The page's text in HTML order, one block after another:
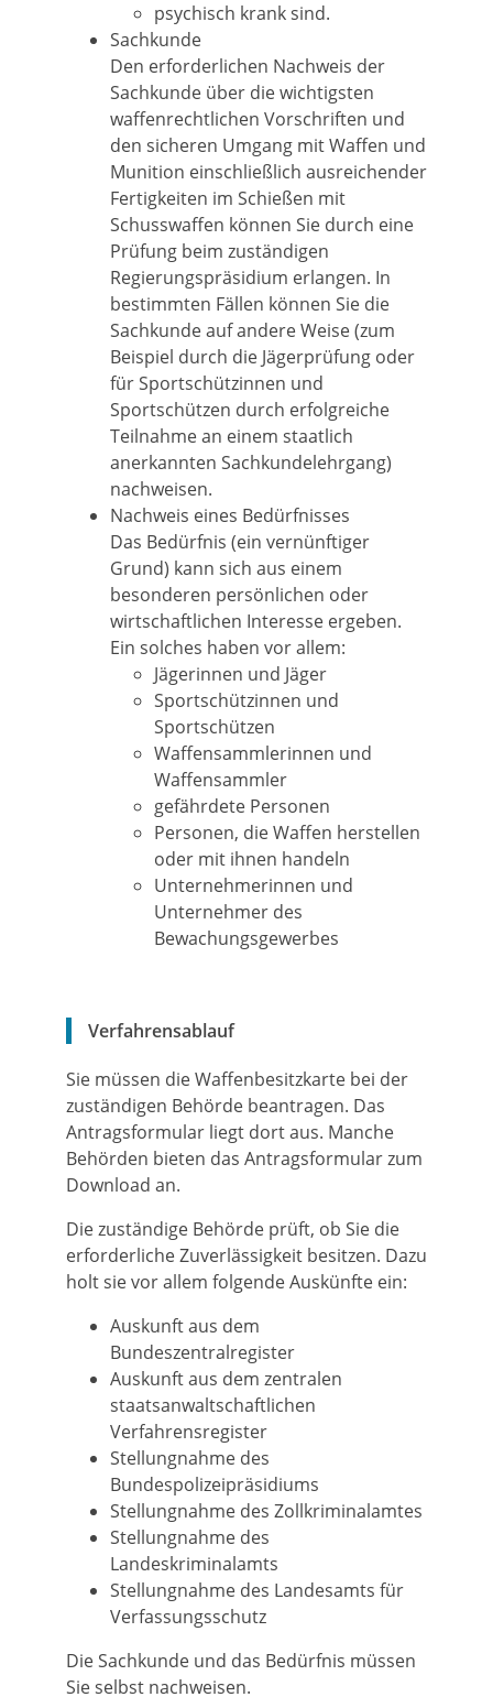
psychisch krank sind.
Sachkunde
Den erforderlichen Nachweis der
Sachkunde über die wichtigsten
waffenrechtlichen Vorschriften und
den sicheren Umgang mit Waffen und
Munition einschließlich ausreichender
Fertigkeiten im Schießen mit
Schusswaffen können Sie durch eine
Prüfung beim zuständigen
Regierungspräsidium erlangen. In
bestimmten Fällen können Sie die
Sachkunde auf andere Weise (zum
Beispiel durch die Jägerprüfung oder
für Sportschützinnen und
Sportschützen durch erfolgreiche
Teilnahme an einem staatlich
anerkannten Sachkundelehrgang)
nachweisen.
Nachweis eines Bedürfnisses
Das Bedürfnis (ein vernünftiger
Grund) kann sich aus einem
besonderen persönlichen oder
wirtschaftlichen Interesse ergeben.
Ein solches haben vor allem:
Jägerinnen und Jäger
Sportschützinnen und
Sportschützen
Waffensammlerinnen und
Waffensammler
gefährdete Personen
Personen, die Waffen herstellen
oder mit ihnen handeln
Unternehmerinnen und
Unternehmer des
Bewachungsgewerbes
Verfahrensablauf
Sie müssen die Waffenbesitzkarte bei der
zuständigen Behörde beantragen. Das
Antragsformular liegt dort aus. Manche
Behörden bieten das Antragsformular zum
Download an.
Die zuständige Behörde prüft, ob Sie die
erforderliche Zuverlässigkeit besitzen. Dazu
holt sie vor allem folgende Auskünfte ein:
Auskunft aus dem
Bundeszentralregister
Auskunft aus dem zentralen
staatsanwaltschaftlichen
Verfahrensregister
Stellungnahme des
Bundespolizeipräsidiums
Stellungnahme des Zollkriminalamtes
Stellungnahme des
Landeskriminalamts
Stellungnahme des Landesamts für
Verfassungsschutz
Die Sachkunde und das Bedürfnis müssen
Sie selbst nachweisen.